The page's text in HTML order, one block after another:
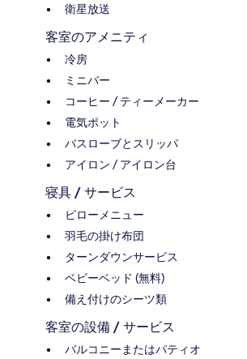
衛星放送
客室のアメニティ
冷房
ミニバー
コーヒー / ティーメーカー
電気ポット
バスローブとスリッパ
アイロン / アイロン台
寝具 / サービス
ピローメニュー
羽毛の掛け布団
ターンダウンサービス
ベビーベッド (無料)
備え付けのシーツ類
客室の設備 / サービス
バルコニーまたはパティオ